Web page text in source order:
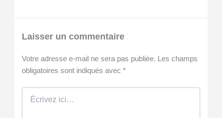
Laisser un commentaire
Votre adresse e-mail ne sera pas publiée.
Les champs
obligatoires sont indiqués avec *
ici…